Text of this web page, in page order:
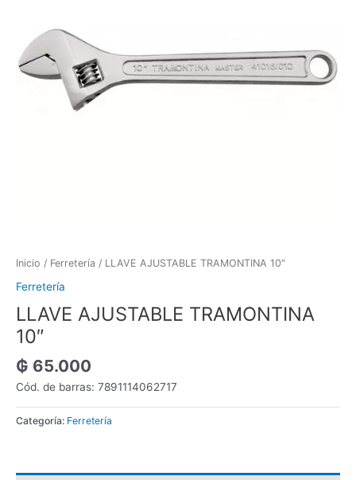
Inicio / Ferretería / LLAVE AJUSTABLE TRAMONTINA 10″
Ferretería
LLAVE AJUSTABLE TRAMONTINA
10″
₲ 65.000
Cód. de barras: 7891114062717
Categoría: Ferretería